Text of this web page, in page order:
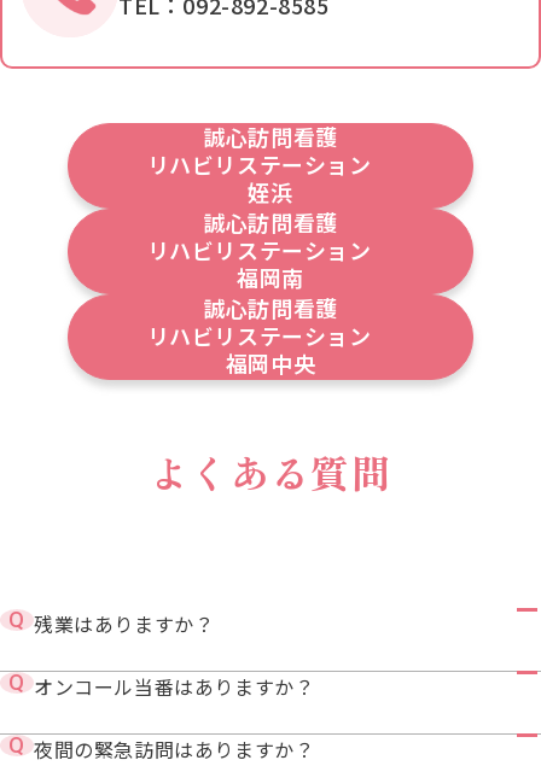
誠心訪問看護
リハビリステーション
姪浜
誠心訪問看護
リハビリステーション
福岡南
誠心訪問看護
リハビリステーション
福岡中央
よくある質問
残業はありますか？
オンコール当番はありますか？
夜間の緊急訪問はありますか？